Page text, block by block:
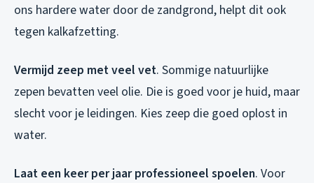
ons hardere water door de zandgrond, helpt dit ook
tegen kalkafzetting.
Vermijd zeep met veel vet. Sommige natuurlijke
zepen bevatten veel olie. Die is goed voor je huid, maar
slecht voor je leidingen. Kies zeep die goed oplost in
water.
Laat een keer per jaar professioneel spoelen. Voor